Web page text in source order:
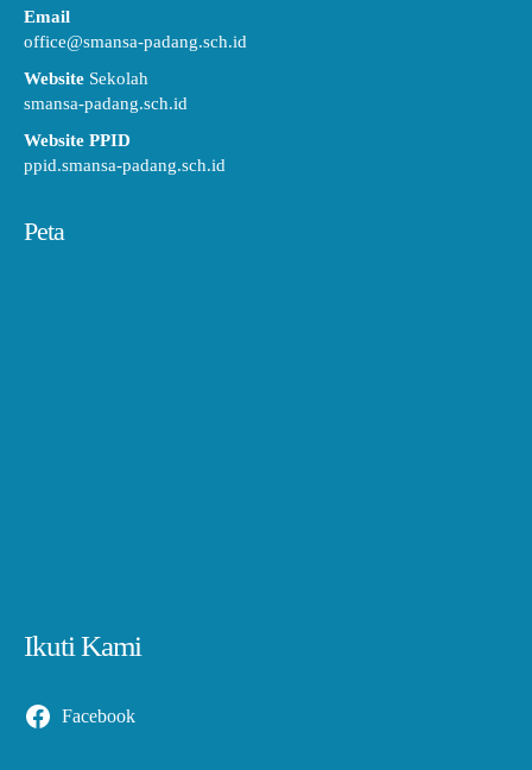
Email
office@smansa-padang.sch.id
Website Sekolah
smansa-padang.sch.id
Website PPID
ppid.smansa-padang.sch.id
Peta
Ikuti Kami
Facebook